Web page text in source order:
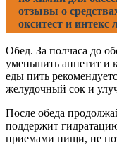
отзывы о
окситест и интекс
Обед. За полчаса до
уменьшить аппетит и
еды пить
желудочный сок и
После обеда
поддержит
приемами пищи, не